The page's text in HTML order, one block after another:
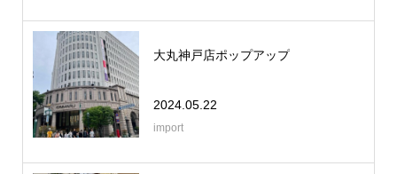
大丸神戸店ポップアップ
2024.05.22
import